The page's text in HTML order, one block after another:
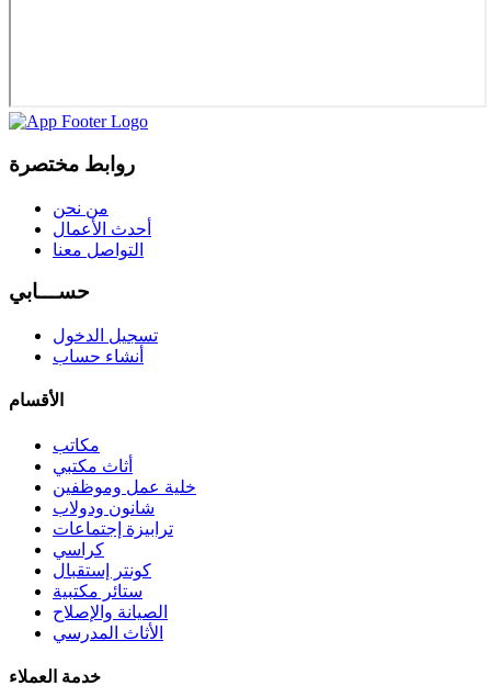
روابط مختصرة
من نحن
أحدث الأعمال
التواصل معنا
حســـابي
تسجيل الدخول
أنشاء حساب
الأقسام
مكاتب
أثاث مكتبي
خلية عمل وموظفين
شانون ودولاب
ترابيزة إجتماعات
كراسي
كونتر إستقبال
ستائر مكتبية
الصيانة والإصلاح
الأثاث المدرسي
خدمة العملاء